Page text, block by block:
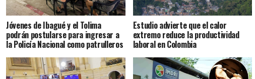
Jóvenes de Ibagué y el Tolima
podrán postularse para ingresar a
la Policía Nacional como patrulleros
Estudio advierte que el calor
extremo reduce la productividad
laboral en Colombia